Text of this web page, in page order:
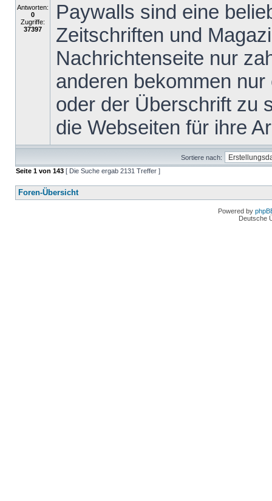
Antworten:
0
Zugriffe:
37397
Paywalls sind eine
Zeitschriften und
Nachrichtenseite nur
anderen bekommen
oder der Überschrift zu
die Webseiten für ihre
Sortiere nach:
Seite 1 von 143 [ Die Suche ergab 2131 Treffer ]
Foren-Übersicht
Powered by
Deutsche